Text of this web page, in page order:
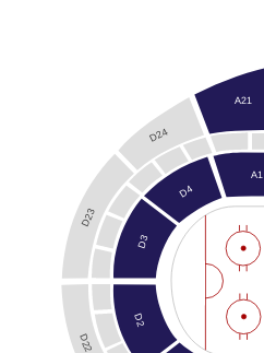
A1
D4
D3
D2
D22
D24
D23
A21